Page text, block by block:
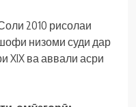
2010 рисолаи
низоми суди дар
XIX ва аввали асри